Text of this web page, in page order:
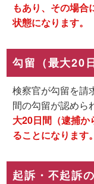
もあり、その場合
状態になります。
勾留（最大20
検察官が勾留を請
間の勾留が認めら
大20日間（逮捕
ることになります。
起訴・不起訴